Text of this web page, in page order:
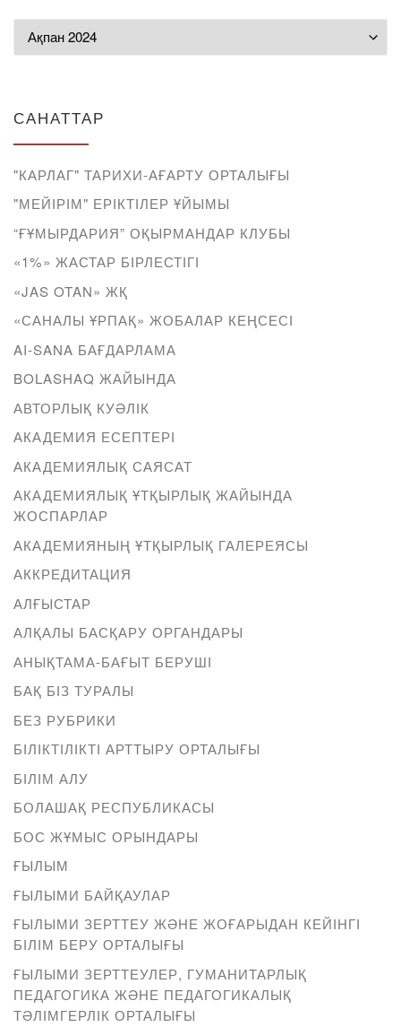
САНАТТАР
"КАРЛАГ" ТАРИХИ-АҒАРТУ ОРТАЛЫҒЫ
"МЕЙІРІМ" ЕРІКТІЛЕР ҰЙЫМЫ
“ҒҰМЫРДАРИЯ” ОҚЫРМАНДАР КЛУБЫ
«1%» ЖАСТАР БІРЛЕСТІГІ
«JAS OTAN» ЖҚ
«САНАЛЫ ҰРПАҚ» ЖОБАЛАР КЕҢСЕСІ
AI-SANA БАҒДАРЛАМА
BOLASHAQ ЖАЙЫНДА
АВТОРЛЫҚ КУӘЛІК
АКАДЕМИЯ ЕСЕПТЕРІ
АКАДЕМИЯЛЫҚ САЯСАТ
АКАДЕМИЯЛЫҚ ҰТҚЫРЛЫҚ ЖАЙЫНДА
ЖОСПАРЛАР
АКАДЕМИЯНЫҢ ҰТҚЫРЛЫҚ ГАЛЕРЕЯСЫ
АККРЕДИТАЦИЯ
АЛҒЫСТАР
АЛҚАЛЫ БАСҚАРУ ОРГАНДАРЫ
АНЫҚТАМА-БАҒЫТ БЕРУШІ
БАҚ БІЗ ТУРАЛЫ
БЕЗ РУБРИКИ
БІЛІКТІЛІКТІ АРТТЫРУ ОРТАЛЫҒЫ
БІЛІМ АЛУ
БОЛАШАҚ РЕСПУБЛИКАСЫ
БОС ЖҰМЫС ОРЫНДАРЫ
ҒЫЛЫМ
ҒЫЛЫМИ БАЙҚАУЛАР
ҒЫЛЫМИ ЗЕРТТЕУ ЖӘНЕ ЖОҒАРЫДАН КЕЙІНГІ
БІЛІМ БЕРУ ОРТАЛЫҒЫ
ҒЫЛЫМИ ЗЕРТТЕУЛЕР, ГУМАНИТАРЛЫҚ
ПЕДАГОГИКА ЖӘНЕ ПЕДАГОГИКАЛЫҚ
ТӘЛІМГЕРЛІК ОРТАЛЫҒЫ